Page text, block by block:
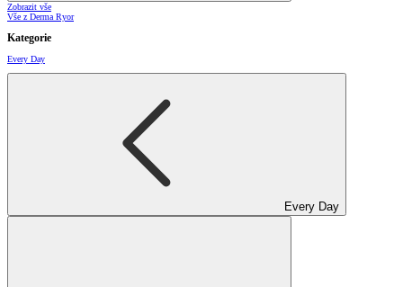
Zobrazit vše
Vše z Derma Ryor
Kategorie
Every Day
Every Day